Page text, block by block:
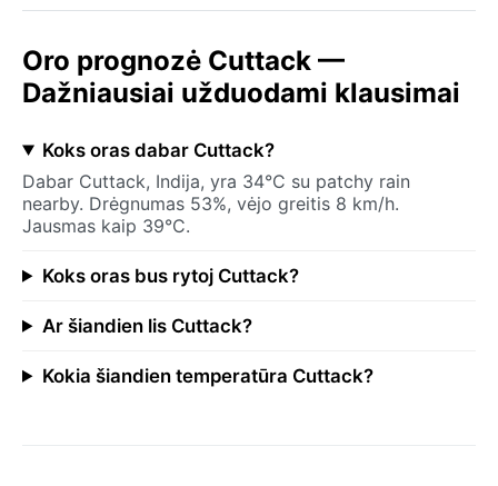
Oro prognozė Cuttack —
Dažniausiai užduodami klausimai
Koks oras dabar Cuttack?
Dabar Cuttack, Indija, yra 34°C su patchy rain
nearby. Drėgnumas 53%, vėjo greitis 8 km/h.
Jausmas kaip 39°C.
Koks oras bus rytoj Cuttack?
Ar šiandien lis Cuttack?
Kokia šiandien temperatūra Cuttack?